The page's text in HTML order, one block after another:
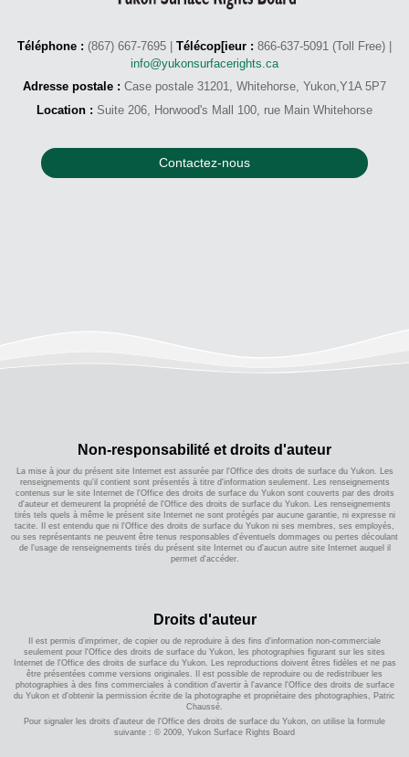
Téléphone : (867) 667-7695 | Télécop[ieur : 866-637-5091 (Toll Free) |
info@yukonsurfacerights.ca
Adresse postale : Case postale 31201, Whitehorse, Yukon,Y1A 5P7
Location : Suite 206, Horwood's Mall 100, rue Main Whitehorse
Contactez-nous
Non-responsabilité et droits d'auteur
La mise à jour du présent site Internet est assurée par l'Office des droits de surface du Yukon. Les
renseignements qu'il contient sont présentés à titre d'information seulement. Les renseignements
contenus sur le site Internet de l'Office des droits de surface du Yukon sont couverts par des droits
d'auteur et demeurent la propriété de l'Office des droits de surface du Yukon. Les renseignements
tirés tels quels à même le présent site Internet ne sont protégés par aucune garantie, ni expresse ni
tacite. Il est entendu que ni l'Office des droits de surface du Yukon ni ses membres, ses employés,
ou ses représentants ne peuvent être tenus responsables d'éventuels dommages ou pertes découlant
de l'usage de renseignements tirés du présent site Internet ou d'aucun autre site Internet auquel il
permet d'accéder.
Droits d'auteur
Il est permis d'imprimer, de copier ou de reproduire à des fins d'information non-commerciale
seulement pour l'Office des droits de surface du Yukon, les photographies figurant sur les sites
Internet de l'Office des droits de surface du Yukon. Les reproductions doivent êtres fidèles et ne pas
être présentées comme versions originales. Il est possible de reproduire ou de redistribuer les
photographies à des fins commerciales à condition d'avertir à l'avance l'Office des droits de surface
du Yukon et d'obtenir la permission écrite de la photographe et propriétaire des photographies, Patric
Chaussé.
Pour signaler les droits d'auteur de l'Office des droits de surface du Yukon, on utilise la formule
suivante : © 2009, Yukon Surface Rights Board